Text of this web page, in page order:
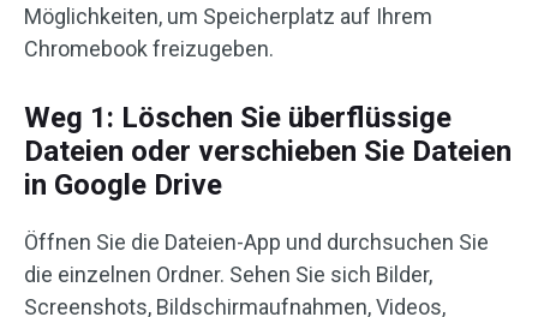
Möglichkeiten, um Speicherplatz auf Ihrem
Chromebook freizugeben.
Weg 1: Löschen Sie überflüssige
Dateien oder verschieben Sie Dateien
in Google Drive
Öffnen Sie die Dateien-App und durchsuchen Sie
die einzelnen Ordner. Sehen Sie sich Bilder,
Screenshots, Bildschirmaufnahmen, Videos,